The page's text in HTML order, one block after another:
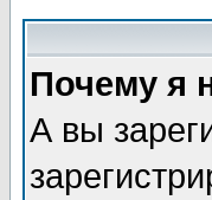
Почему я
А вы